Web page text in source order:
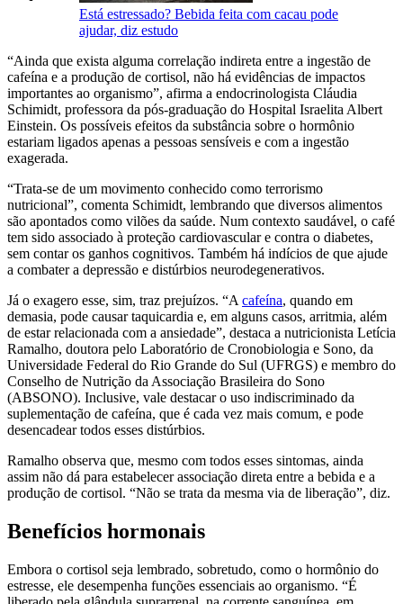
Está estressado? Bebida feita com cacau pode
ajudar, diz estudo
“Ainda que exista alguma correlação indireta entre a ingestão de
cafeína e a produção de cortisol, não há evidências de impactos
importantes ao organismo”, afirma a endocrinologista Cláudia
Schimidt, professora da pós-graduação do Hospital Israelita Albert
Einstein. Os possíveis efeitos da substância sobre o hormônio
estariam ligados apenas a pessoas sensíveis e com a ingestão
exagerada.
“Trata-se de um movimento conhecido como terrorismo
nutricional”, comenta Schimidt, lembrando que diversos alimentos
são apontados como vilões da saúde. Num contexto saudável, o café
tem sido associado à proteção cardiovascular e contra o diabetes,
sem contar os ganhos cognitivos. Também há indícios de que ajude
a combater a depressão e distúrbios neurodegenerativos.
Já o exagero esse, sim, traz prejuízos. “A cafeína, quando em
demasia, pode causar taquicardia e, em alguns casos, arritmia, além
de estar relacionada com a ansiedade”, destaca a nutricionista Letícia
Ramalho, doutora pelo Laboratório de Cronobiologia e Sono, da
Universidade Federal do Rio Grande do Sul (UFRGS) e membro do
Conselho de Nutrição da Associação Brasileira do Sono
(ABSONO). Inclusive, vale destacar o uso indiscriminado da
suplementação de cafeína, que é cada vez mais comum, e pode
desencadear todos esses distúrbios.
Ramalho observa que, mesmo com todos esses sintomas, ainda
assim não dá para estabelecer associação direta entre a bebida e a
produção de cortisol. “Não se trata da mesma via de liberação”, diz.
Benefícios hormonais
Embora o cortisol seja lembrado, sobretudo, como o hormônio do
estresse, ele desempenha funções essenciais ao organismo. “É